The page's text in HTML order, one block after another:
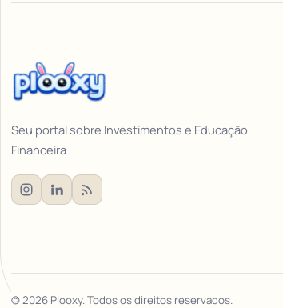
Seu portal sobre Investimentos e Educação
Financeira
©2026Plooxy. Todos os direitos reservados.